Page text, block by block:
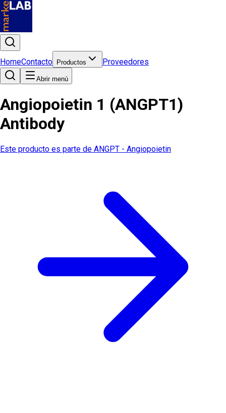
HomeContacto Productos Proveedores
Abrir menú
Angiopoietin 1 (ANGPT1)
Antibody
Este producto es parte de ANGPT - Angiopoietin